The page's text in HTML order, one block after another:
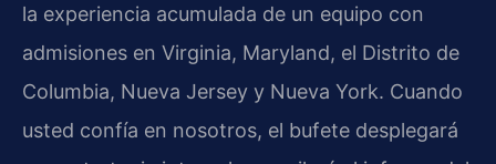
la experiencia acumulada de un equipo con
admisiones en Virginia, Maryland, el Distrito de
Columbia, Nueva Jersey y Nueva York. Cuando
usted confía en nosotros, el bufete desplegará